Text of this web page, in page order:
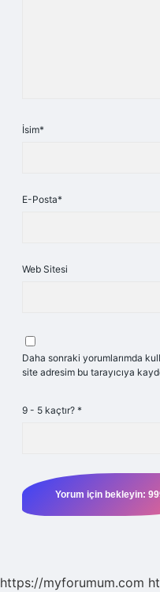
İsim*
E-Posta*
Web Sitesi
Daha sonraki yorumlarımda
site adresim bu tarayıcıya
9 - 5 kaçtır? *
https://myforumum.com